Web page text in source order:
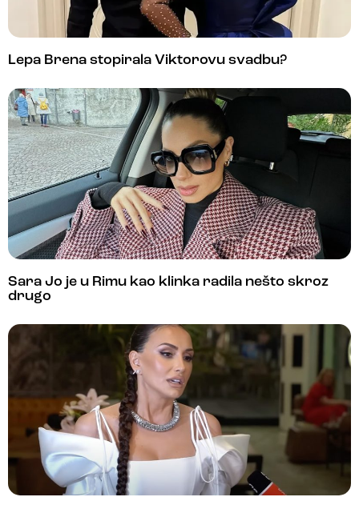
Lepa Brena stopirala Viktorovu svadbu?
Sara Jo je u Rimu kao klinka radila nešto skroz
drugo